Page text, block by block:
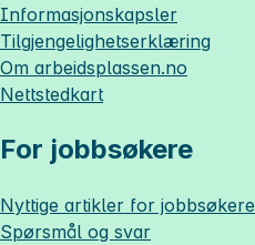
Informasjonskapsler
Tilgjengelighetserklæring
Om arbeidsplassen.no
Nettstedkart
For jobbsøkere
Nyttige artikler for jobbsøkere
Spørsmål og svar